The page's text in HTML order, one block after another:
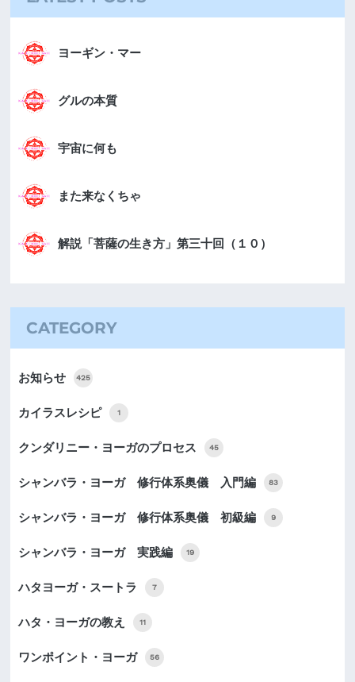
ヨーギン・マー
グルの本質
宇宙に何も
また来なくちゃ
解説「菩薩の生き方」第三十回（１０）
CATEGORY
お知らせ 425
カイラスレシピ 1
クンダリニー・ヨーガのプロセス 45
シャンバラ・ヨーガ 修行体系奥儀 入門編 83
シャンバラ・ヨーガ 修行体系奥儀 初級編 9
シャンバラ・ヨーガ 実践編 19
ハタヨーガ・スートラ 7
ハタ・ヨーガの教え 11
ワンポイント・ヨーガ 56